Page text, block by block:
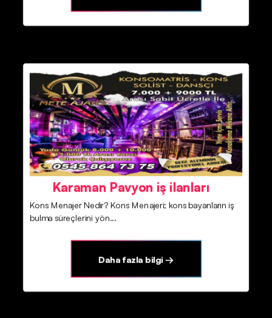
Karaman Pavyon iş ilanları
Kons Menajer Nedir? Kons Menajeri; kons bayanların iş
bulma süreçlerini yön...
Daha fazla bilgi →